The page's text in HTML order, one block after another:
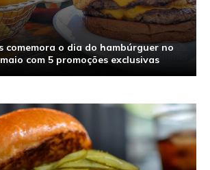
comemora o dia do hambúrguer no
com 5 promoções exclusivas